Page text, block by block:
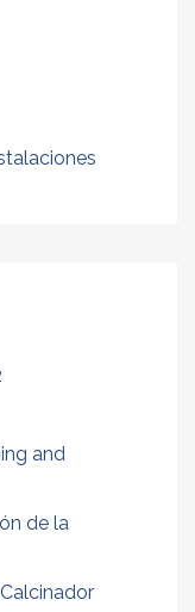
and
de la